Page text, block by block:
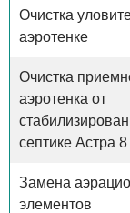
Очистка
аэротенке
Очистка
аэротенка от
септике Астра 8
Замена
элементов